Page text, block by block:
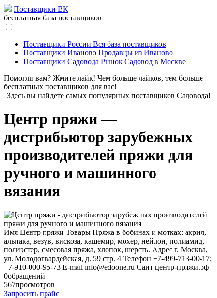
Поставщики ВК
бесплатная база поставщиков
Поставщики России Вся база поставщиков
Поставщики Иваново Продавцы из Иваново
Поставщики Садовода Рынок Садовод в Москве
Помогли вам? Жмите лайк! Чем больше лайков, тем больше
бесплатных поставщиков для вас!
Здесь вы найдете самых популярных поставщиков Садовода!
Центр пряжи —
дистрибьютор зарубежных
производителей пряжи для
ручного и машинного
вязания
Имя Центр пряжи Товары Пряжа в бобинах и мотках: акрил,
альпака, везув, вискоза, кашемир, мохер, нейлон, полиамид,
полиэстер, смесовая пряжа, хлопок, шерсть. Адрес г. Москва,
ул. Молодогвардейская, д. 59 стр. 4 Телефон +7-499-713-00-17;
+7-910-000-95-73 E-mail info@edoone.ru Сайт центр-пряжи.рф
0обращений
567просмотров
Запросить прайс